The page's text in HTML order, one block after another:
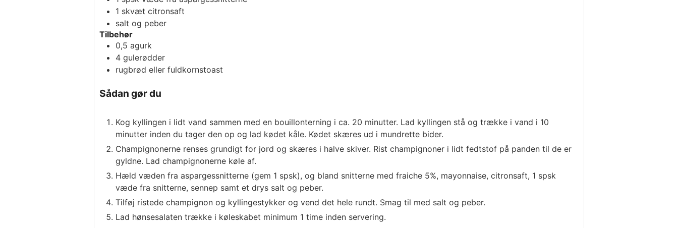
1 skvæt citronsaft
salt og peber
Tilbehør
0,5 agurk
4 gulerødder
rugbrød eller fuldkornstoast
Sådan gør du
Kog kyllingen i lidt vand sammen med en bouillonterning i ca. 20 minutter. Lad kyllingen stå og trække i vand i 10
minutter inden du tager den op og lad kødet kåle. Kødet skæres ud i mundrette bider.
Champignonerne renses grundigt for jord og skæres i halve skiver. Rist champignoner i lidt fedtstof på panden til de er
gyldne. Lad champignonerne køle af.
Hæld væden fra aspargessnitterne (gem 1 spsk), og bland snitterne med fraiche 5%, mayonnaise, citronsaft, 1 spsk
væde fra snitterne, sennep samt et drys salt og peber.
Tilføj ristede champignon og kyllingestykker og vend det hele rundt. Smag til med salt og peber.
Lad hønsesalaten trække i køleskabet minimum 1 time inden servering.